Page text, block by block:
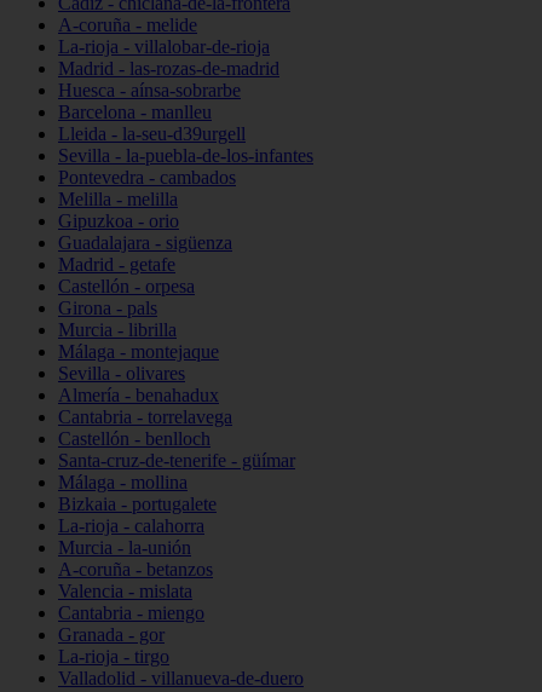
A-coruña - melide
La-rioja - villalobar-de-rioja
Madrid - las-rozas-de-madrid
Huesca - aínsa-sobrarbe
Barcelona - manlleu
Lleida - la-seu-d39urgell
Sevilla - la-puebla-de-los-infantes
Pontevedra - cambados
Melilla - melilla
Gipuzkoa - orio
Guadalajara - sigüenza
Madrid - getafe
Castellón - orpesa
Girona - pals
Murcia - librilla
Málaga - montejaque
Sevilla - olivares
Almería - benahadux
Cantabria - torrelavega
Castellón - benlloch
Santa-cruz-de-tenerife - güímar
Málaga - mollina
Bizkaia - portugalete
La-rioja - calahorra
Murcia - la-unión
A-coruña - betanzos
Valencia - mislata
Cantabria - miengo
Granada - gor
La-rioja - tirgo
Valladolid - villanueva-de-duero